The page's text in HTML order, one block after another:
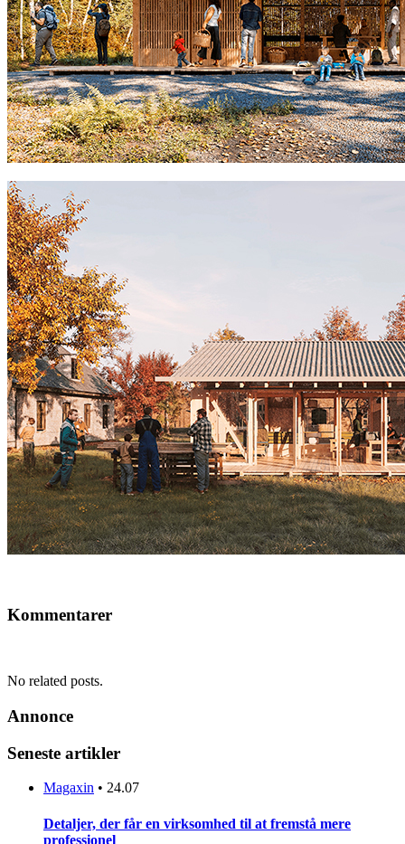
Kommentarer
No related posts.
Annonce
Seneste artikler
Magaxin • 24.07
Detaljer, der får en virksomhed til at fremstå mere
professionel